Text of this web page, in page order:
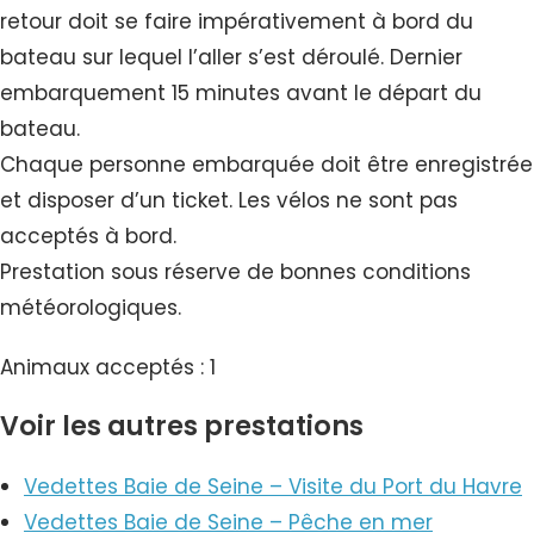
retour doit se faire impérativement à bord du
bateau sur lequel l’aller s’est déroulé. Dernier
embarquement 15 minutes avant le départ du
bateau.
Chaque personne embarquée doit être enregistrée
et disposer d’un ticket. Les vélos ne sont pas
acceptés à bord.
Prestation sous réserve de bonnes conditions
météorologiques.
Animaux acceptés : 1
Voir les autres prestations
Vedettes Baie de Seine – Visite du Port du Havre
Vedettes Baie de Seine – Pêche en mer